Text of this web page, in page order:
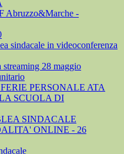
Abruzzo&Marche -
sindacale in videoconferenza
streaming 28 maggio
PERSONALE ATA
SCUOLA DI
SINDACALE
ONLINE - 26